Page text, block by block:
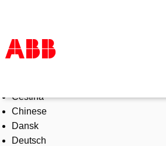
Products & Solutions
Industries
Services
About us
Čeština
Chinese
Dansk
Deutsch